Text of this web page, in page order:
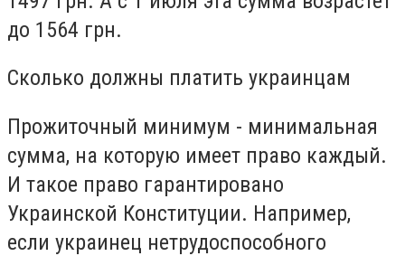
до 1564 грн.
Сколько должны платить украинцам
Прожиточный минимум - минимальная
сумма, на которую имеет право каждый.
И такое право гарантировано
Украинской Конституции. Например,
если украинец нетрудоспособного